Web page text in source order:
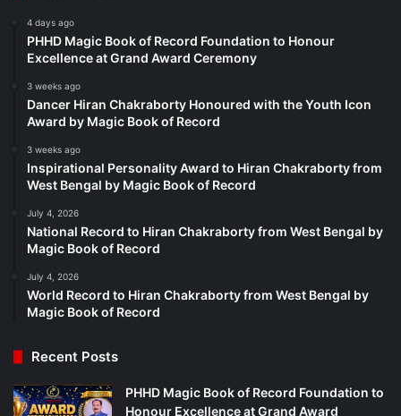
4 days ago
PHHD Magic Book of Record Foundation to Honour
Excellence at Grand Award Ceremony
3 weeks ago
Dancer Hiran Chakraborty Honoured with the Youth Icon
Award by Magic Book of Record
3 weeks ago
Inspirational Personality Award to Hiran Chakraborty from
West Bengal by Magic Book of Record
July 4, 2026
National Record to Hiran Chakraborty from West Bengal by
Magic Book of Record
July 4, 2026
World Record to Hiran Chakraborty from West Bengal by
Magic Book of Record
Recent Posts
PHHD Magic Book of Record Foundation to
Honour Excellence at Grand Award